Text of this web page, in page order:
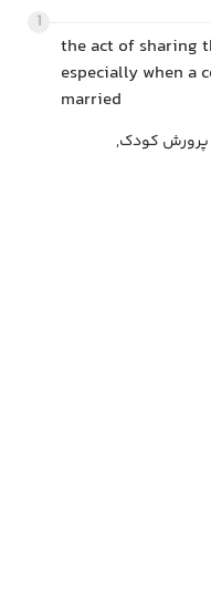
1
the act of sharing
especially when a
married
پرورش کودک,